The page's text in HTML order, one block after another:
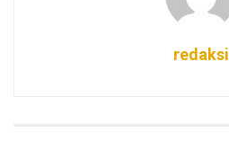
redaksi